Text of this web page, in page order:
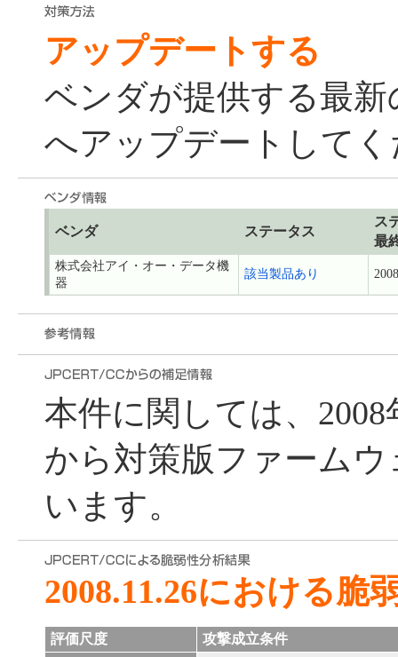
アップデートする
ベンダが提供する最
へアップデートして
ベンダ ステータス
ス
最
株式会社アイ・オー・データ機
器
該当製品あり
本件に関しては、2008
から対策版ファーム
います。
2008.11.26における脆
評価尺度
攻撃成立条件